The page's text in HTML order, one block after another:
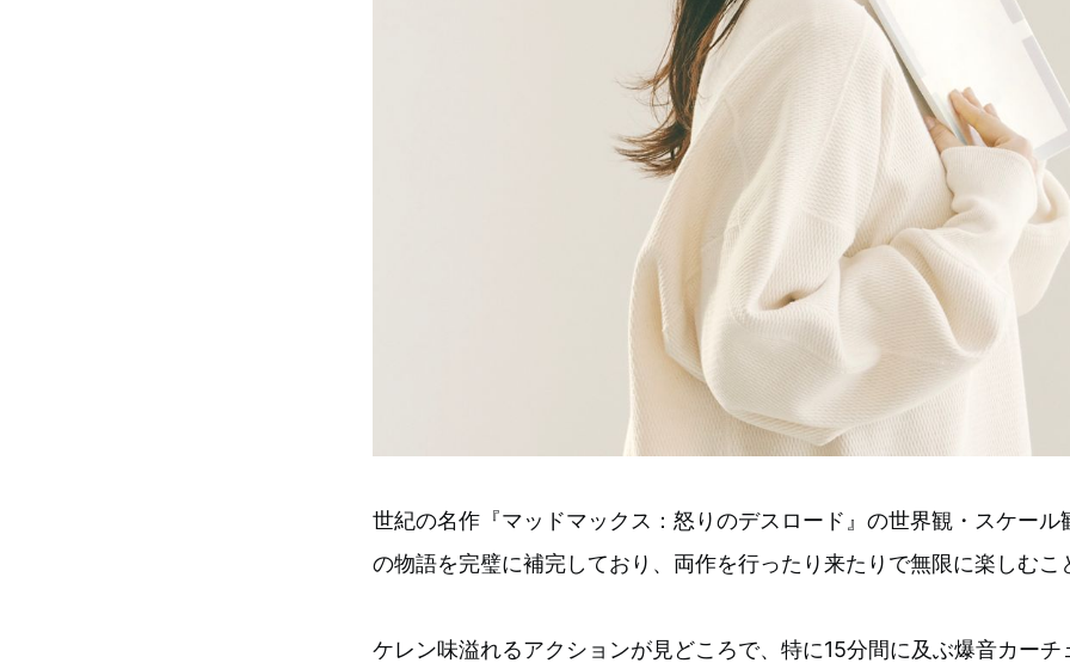
世紀の名作『マッドマックス：怒りのデスロード』の世界観・スケール
の物語を完璧に補完しており、両作を行ったり来たりで無限に楽しむ
ケレン味溢れるアクションが見どころで、特に15分間に及ぶ爆音カーチ